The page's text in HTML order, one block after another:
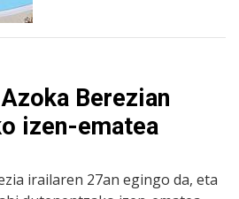
Berezian
izen-ematea
irailaren 27an egingo da, eta